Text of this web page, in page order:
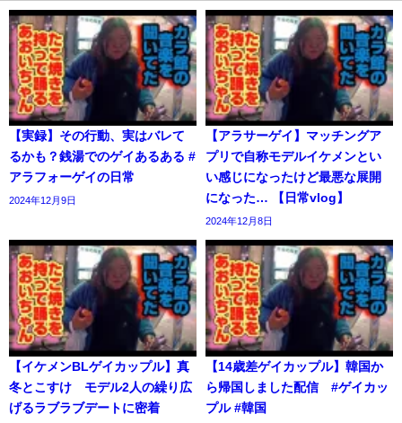
【実録】その行動、実はバレて
るかも？銭湯でのゲイあるある #
アラフォーゲイの日常
2024年12月9日
【アラサーゲイ】マッチングア
プリで自称モデルイケメンとい
い感じになったけど最悪な展開
になった… 【日常vlog】
2024年12月8日
【イケメンBLゲイカップル】真
冬とこすけ モデル2人の繰り広
げるラブラブデートに密着
【14歳差ゲイカップル】韓国か
ら帰国しました配信 #ゲイカッ
プル #韓国